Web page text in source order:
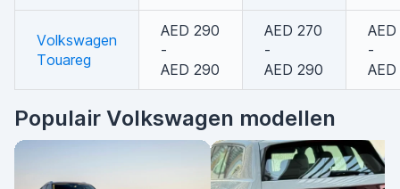
Volkswagen
Touareg
AED 290
-
AED 290
AED 270
-
AED 290
-
Populair Volkswagen modellen